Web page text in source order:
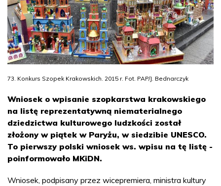
73. Konkurs Szopek Krakowskich. 2015 r. Fot. PAP/J. Bednarczyk
Wniosek o wpisanie szopkarstwa krakowskiego
na listę reprezentatywną niematerialnego
dziedzictwa kulturowego ludzkości został
złożony w piątek w Paryżu, w siedzibie UNESCO.
To pierwszy polski wniosek ws. wpisu na tę listę -
poinformowało MKiDN.
Wniosek, podpisany przez wicepremiera, ministra kultury